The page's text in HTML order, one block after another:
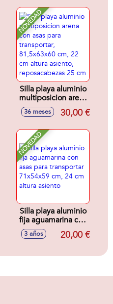
cm altura asiento
NOVEDAD
Silla playa aluminio
multiposicion arena
con asas para
transportar,
cm altura asiento,
reposacabezas 25
cm
36 meses 30,00 €
NOVEDAD
Silla playa aluminio
fija aguamarina con
asas para
transportar
cm altura asiento
3 años 20,00 €